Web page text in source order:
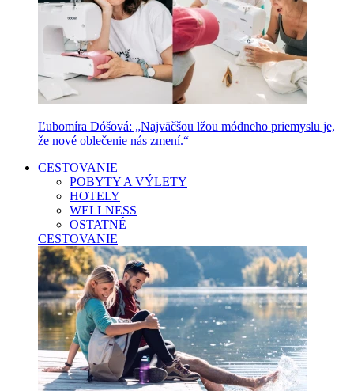
Ľubomíra Dóšová: „Najväčšou lžou módneho priemyslu je,
že nové oblečenie nás zmení.“
CESTOVANIE
POBYTY A VÝLETY
HOTELY
WELLNESS
OSTATNÉ
CESTOVANIE